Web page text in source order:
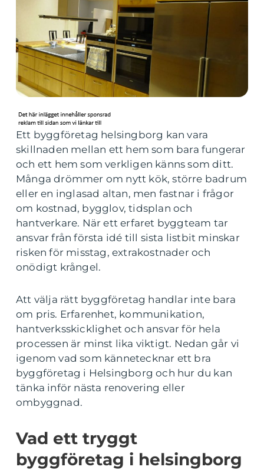
Ett byggföretag helsingborg kan vara
skillnaden mellan ett hem som bara fungerar
och ett hem som verkligen känns som ditt.
Många drömmer om nytt kök, större badrum
eller en inglasad altan, men fastnar i frågor
om kostnad, bygglov, tidsplan och
hantverkare. När ett erfaret byggteam tar
ansvar från första idé till sista listbit minskar
risken för misstag, extrakostnader och
onödigt krångel.
Att välja rätt byggföretag handlar inte bara
om pris. Erfarenhet, kommunikation,
hantverksskicklighet och ansvar för hela
processen är minst lika viktigt. Nedan går vi
igenom vad som kännetecknar ett bra
byggföretag i Helsingborg och hur du kan
tänka inför nästa renovering eller
ombyggnad.
Vad ett tryggt
byggföretag i helsingborg